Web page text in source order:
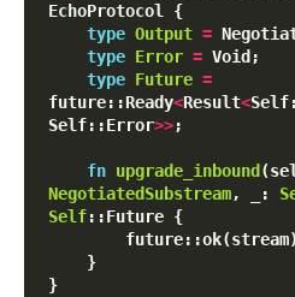
EchoProtocol {
type Output =
type Error = Void;
type Future =
future::Ready<Result<
Self::Error>>;
fn upgrade_inbound
NegotiatedSubstream, _:
Self::Future {
}